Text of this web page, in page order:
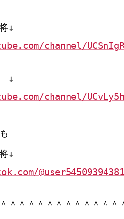
↓
channel/
↓
channel/
も
↓
＾＾＾＾＾＾＾＾＾＾＾